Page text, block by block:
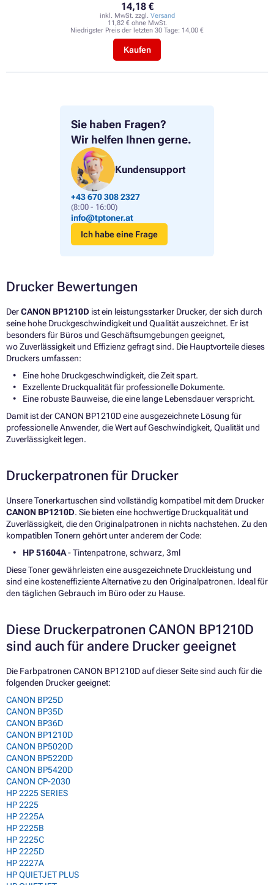
Sie haben Fragen?
Wir helfen Ihnen gerne.
Kundensupport
+43 670 308 2327
(8:00 - 16:00)
info@tptoner.at
Ich habe eine Frage
14,18 €
inkl. MwSt. zzgl. Versand
11,82 € ohne MwSt.
Niedrigster Preis der letzten 30 Tage: 14,00 €
Kaufen
Drucker Bewertungen
DerCANON BP1210D ist ein leistungsstarker Drucker, der sich durch
seine hohe Druckgeschwindigkeit und Qualität auszeichnet. Er ist
besonders für Büros und Geschäftsumgebungen geeignet,
wo Zuverlässigkeit und Effizienz gefragt sind. Die Hauptvorteile dieses
Druckers umfassen:
Eine hohe Druckgeschwindigkeit, die Zeit spart.
Exzellente Druckqualität für professionelle Dokumente.
Eine robuste Bauweise, die eine lange Lebensdauer verspricht.
Damit ist der CANON BP1210D eine ausgezeichnete Lösung für
professionelle Anwender, die Wert auf Geschwindigkeit, Qualität und
Zuverlässigkeit legen.
Druckerpatronen für Drucker
Unsere Tonerkartuschen sind vollständig kompatibel mit dem Drucker
CANON BP1210D. Sie bieten eine hochwertige Druckqualität und
Zuverlässigkeit, die den Originalpatronen in nichts nachstehen. Zu den
kompatiblen Tonern gehört unter anderem der Code:
HP 51604A- Tintenpatrone, schwarz, 3ml
Diese Toner gewährleisten eine ausgezeichnete Druckleistung und
sind eine kosteneffiziente Alternative zu den Originalpatronen. Ideal für
den täglichen Gebrauch im Büro oder zu Hause.
Diese Druckerpatronen CANON BP1210D
sind auch für andere Drucker geeignet
Die Farbpatronen CANON BP1210D auf dieser Seite sind auch für die
folgenden Drucker geeignet:
CANON BP25D
CANON BP35D
CANON BP36D
CANON BP1210D
CANON BP5020D
CANON BP5220D
CANON BP5420D
CANON CP-2030
HP 2225 SERIES
HP 2225
HP 2225A
HP 2225B
HP 2225C
HP 2225D
HP 2227A
HP QUIETJET PLUS